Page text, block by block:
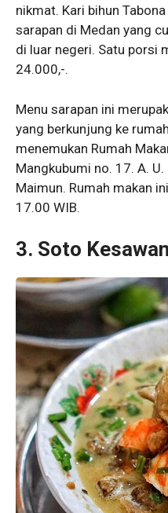
nikmat. Kari bihun
sarapan di Medan yang
di luar negeri. Satu porsi
24.000,-.
Menu sarapan ini
yang berkunjung ke
menemukan Rumah
Mangkubumi no. 17. A.
Maimun. Rumah makan
17.00 WIB.
3. Soto Kesawan